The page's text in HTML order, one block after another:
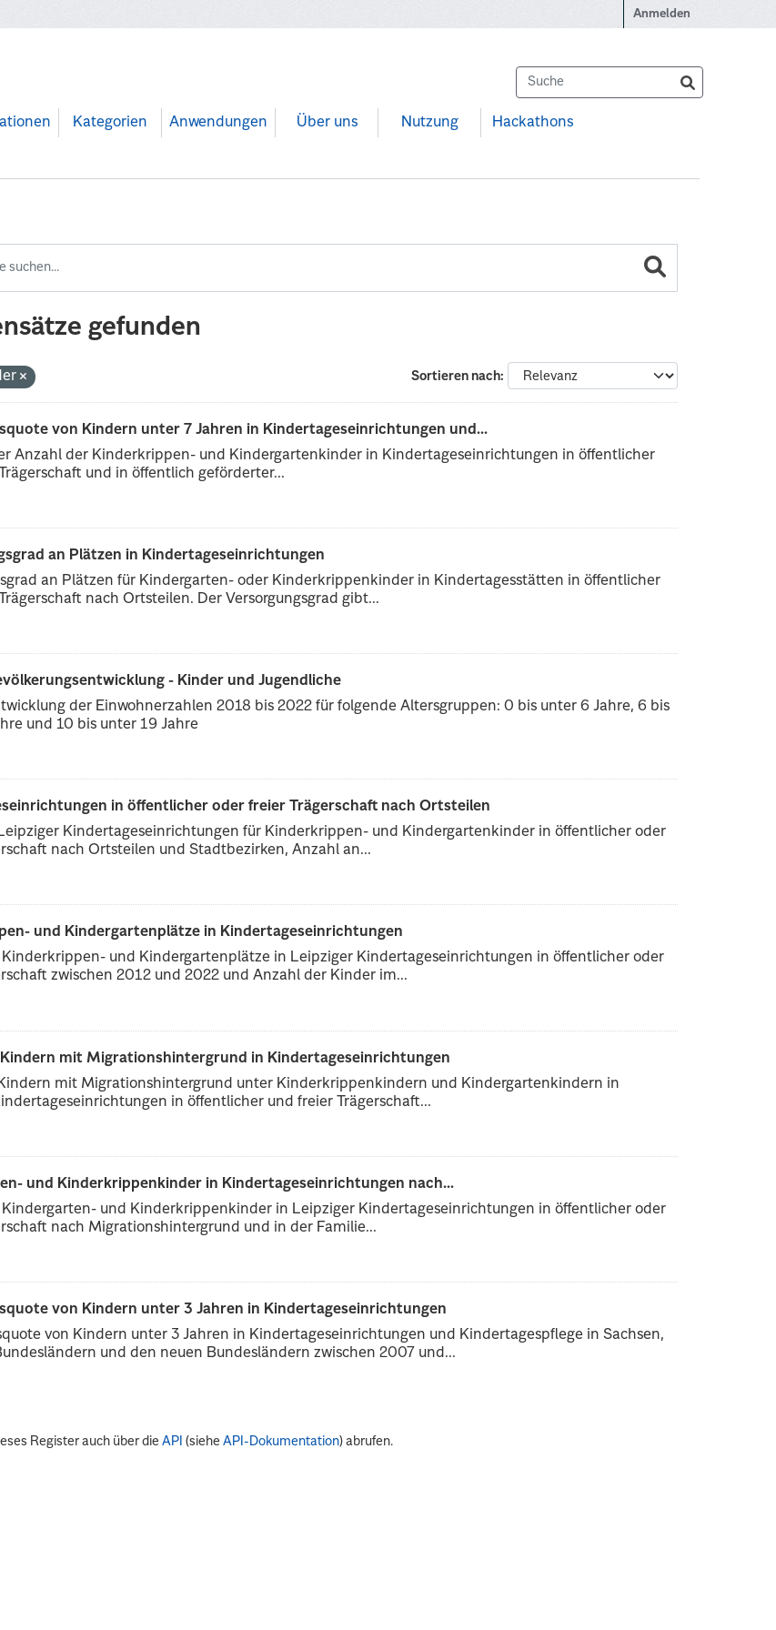
Anmelden
Kategorien Anwendungen Über uns Nutzung Hackathons
gefunden
Sortieren nach
von Kindern unter 7 Jahren in Kindertageseinrichtungen und...
Anzahl der Kinderkrippen- und Kindergartenkinder in Kindertageseinrichtungen in öffentlicher
und in öffentlich geförderter...
an Plätzen in Kindertageseinrichtungen
an Plätzen für Kindergarten- oder Kinderkrippenkinder in Kindertagesstätten in öffentlicher
nach Ortsteilen. Der Versorgungsgrad gibt...
- Kinder und Jugendliche
der Einwohnerzahlen 2018 bis 2022 für folgende Altersgruppen: 0 bis unter 6 Jahre, 6 bis
und 10 bis unter 19 Jahre
in öffentlicher oder freier Trägerschaft nach Ortsteilen
Kindertageseinrichtungen für Kinderkrippen- und Kindergartenkinder in öffentlicher oder
nach Ortsteilen und Stadtbezirken, Anzahl an...
und Kindergartenplätze in Kindertageseinrichtungen
und Kindergartenplätze in Leipziger Kindertageseinrichtungen in öffentlicher oder
zwischen 2012 und 2022 und Anzahl der Kinder im...
mit Migrationshintergrund in Kindertageseinrichtungen
mit Migrationshintergrund unter Kinderkrippenkindern und Kindergartenkindern in
in öffentlicher und freier Trägerschaft...
und Kinderkrippenkinder in Kindertageseinrichtungen nach...
und Kinderkrippenkinder in Leipziger Kindertageseinrichtungen in öffentlicher oder
nach Migrationshintergrund und in der Familie...
von Kindern unter 3 Jahren in Kindertageseinrichtungen
von Kindern unter 3 Jahren in Kindertageseinrichtungen und Kindertagespflege in Sachsen,
und den neuen Bundesländern zwischen 2007 und...
Register auch über dieAPI (sieheAPI-Dokumentation) abrufen.